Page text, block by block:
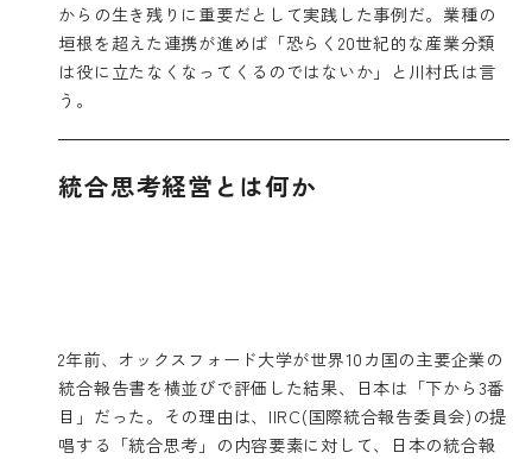
からの生き残りに重要だとして実践した事例だ。業種の
垣根を超えた連携が進めば「恐らく20世紀的な産業分類
は役に立たなくなってくるのではないか」と川村氏は言
う。
統合思考経営とは何か
2年前、オックスフォード大学が世界10カ国の主要企業の
統合報告書を横並びで評価した結果、日本は「下から3番
目」だった。その理由は、IIRC(国際統合報告委員会)の提
唱する「統合思考」の内容要素に対して、日本の統合報